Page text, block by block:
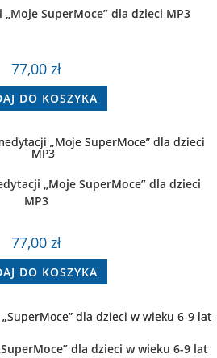
SuperMoce” dla dzieci MP3
77,00 zł
DO KOSZYKA
„Moje SuperMoce” dla dzieci
MP3
77,00 zł
DO KOSZYKA
dla dzieci w wieku 6-9 lat